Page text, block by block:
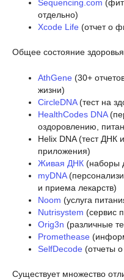
Sequencing.com
отдельно)
Xcode Life (отчет о
Общее состояние
AthGene (30+
жизни)
CircleDNA(тест на
HealthCodes DNA
оздоровлению,
Helix DNA (тест ДНК
приложения)
Живая ДНК (наборы
myDNA
и приема лекарств)
Noom (услуга
Nutrisystem (сервис
Orig3n (различные
Promethease
SelfDecode (отчеты
Существует множество